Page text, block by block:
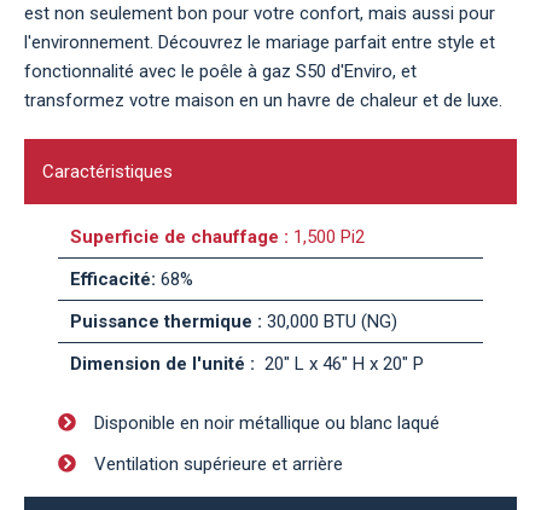
est non seulement bon pour votre confort, mais aussi pour
l'environnement. Découvrez le mariage parfait entre style et
fonctionnalité avec le poêle à gaz S50 d'Enviro, et
transformez votre maison en un havre de chaleur et de luxe.
Caractéristiques
Superficie de chauffage : 1,500 Pi2
Efficacité: 68%
Puissance thermique : 30,000 BTU (NG)
Dimension de l'unité : 20" L x 46" H x 20" P
Disponible en noir métallique ou blanc laqué
Ventilation supérieure et arrière